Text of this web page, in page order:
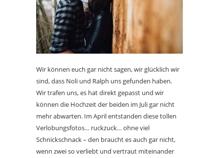
Wir können euch gar nicht sagen, wir glücklich wir
sind, dass Noli und Ralph uns gefunden haben.
Wir trafen uns, es hat direkt gepasst und wir
können die Hochzeit der beiden im Juli gar nicht
mehr abwarten. Im April entstanden diese tollen
Verlobungsfotos… ruckzuck… ohne viel
Schnickschnack – den braucht es auch gar nicht,
wenn zwei so verliebt und vertraut miteinander